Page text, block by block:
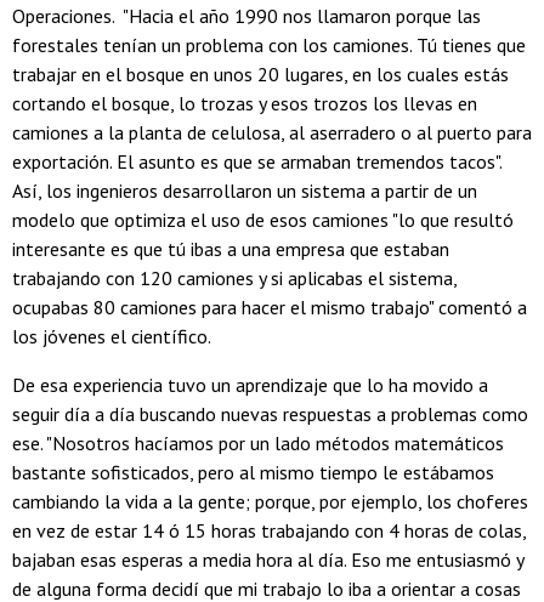
Operaciones. "Hacia el año 1990 nos llamaron porque las
forestales tenían un problema con los camiones. Tú tienes que
trabajar en el bosque en unos 20 lugares, en los cuales estás
cortando el bosque, lo trozas y esos trozos los llevas en
camiones a la planta de celulosa, al aserradero o al puerto para
exportación. El asunto es que se armaban tremendos tacos".
Así, los ingenieros desarrollaron un sistema a partir de un
modelo que optimiza el uso de esos camiones "lo que resultó
interesante es que tú ibas a una empresa que estaban
trabajando con 120 camiones y si aplicabas el sistema,
ocupabas 80 camiones para hacer el mismo trabajo" comentó a
los jóvenes el científico.
De esa experiencia tuvo un aprendizaje que lo ha movido a
seguir día a día buscando nuevas respuestas a problemas como
ese. "Nosotros hacíamos por un lado métodos matemáticos
bastante sofisticados, pero al mismo tiempo le estábamos
cambiando la vida a la gente; porque, por ejemplo, los choferes
en vez de estar 14 ó 15 horas trabajando con 4 horas de colas,
bajaban esas esperas a media hora al día. Eso me entusiasmó y
de alguna forma decidí que mi trabajo lo iba a orientar a cosas